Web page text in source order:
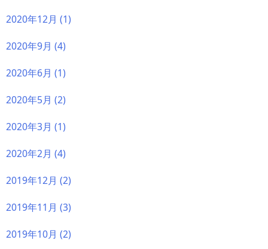
2020年12月 (1)
2020年9月 (4)
2020年6月 (1)
2020年5月 (2)
2020年3月 (1)
2020年2月 (4)
2019年12月 (2)
2019年11月 (3)
2019年10月 (2)